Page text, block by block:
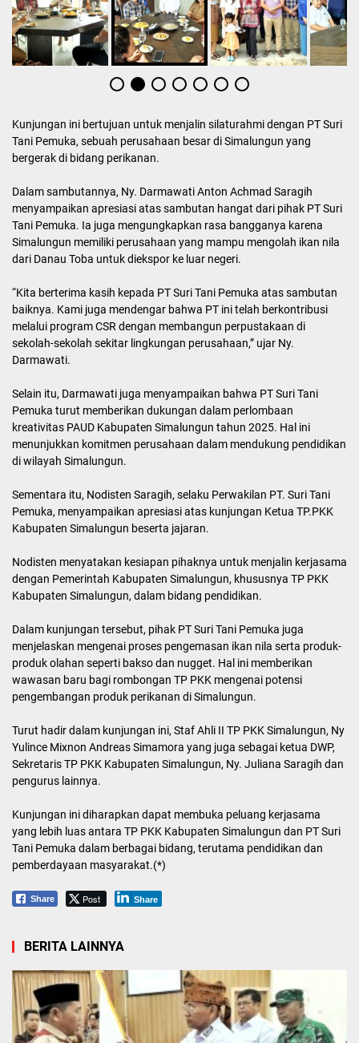
Kunjungan ini bertujuan untuk menjalin silaturahmi dengan PT Suri
Tani Pemuka, sebuah perusahaan besar di Simalungun yang
bergerak di bidang perikanan.
Dalam sambutannya, Ny. Darmawati Anton Achmad Saragih
menyampaikan apresiasi atas sambutan hangat dari pihak PT Suri
Tani Pemuka. Ia juga mengungkapkan rasa bangganya karena
Simalungun memiliki perusahaan yang mampu mengolah ikan nila
dari Danau Toba untuk diekspor ke luar negeri.
“Kita berterima kasih kepada PT Suri Tani Pemuka atas sambutan
baiknya. Kami juga mendengar bahwa PT ini telah berkontribusi
melalui program CSR dengan membangun perpustakaan di
sekolah-sekolah sekitar lingkungan perusahaan,” ujar Ny.
Darmawati.
Selain itu, Darmawati juga menyampaikan bahwa PT Suri Tani
Pemuka turut memberikan dukungan dalam perlombaan
kreativitas PAUD Kabupaten Simalungun tahun 2025. Hal ini
menunjukkan komitmen perusahaan dalam mendukung pendidikan
di wilayah Simalungun.
Sementara itu, Nodisten Saragih, selaku Perwakilan PT. Suri Tani
Pemuka, menyampaikan apresiasi atas kunjungan Ketua TP.PKK
Kabupaten Simalungun beserta jajaran.
Nodisten menyatakan kesiapan pihaknya untuk menjalin kerjasama
dengan Pemerintah Kabupaten Simalungun, khususnya TP PKK
Kabupaten Simalungun, dalam bidang pendidikan.
Dalam kunjungan tersebut, pihak PT Suri Tani Pemuka juga
menjelaskan mengenai proses pengemasan ikan nila serta produk-
produk olahan seperti bakso dan nugget. Hal ini memberikan
wawasan baru bagi rombongan TP PKK mengenai potensi
pengembangan produk perikanan di Simalungun.
Turut hadir dalam kunjungan ini, Staf Ahli II TP PKK Simalungun, Ny
Yulince Mixnon Andreas Simamora yang juga sebagai ketua DWP,
Sekretaris TP PKK Kabupaten Simalungun, Ny. Juliana Saragih dan
pengurus lainnya.
Kunjungan ini diharapkan dapat membuka peluang kerjasama
yang lebih luas antara TP PKK Kabupaten Simalungun dan PT Suri
Tani Pemuka dalam berbagai bidang, terutama pendidikan dan
pemberdayaan masyarakat.(*)
Share Post Share
BERITA LAINNYA